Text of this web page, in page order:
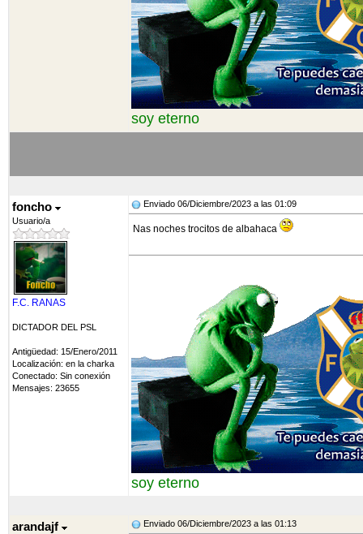
soy eterno
foncho
Usuario/a
F.C. RANAS
DICTADOR DEL PSL
Antigüedad: 15/Enero/2011
Localización: en la charka
Conectado: Sin conexión
Mensajes: 23655
Enviado 06/Diciembre/2023 a las 01:09
Nas noches trocitos de albahaca
soy eterno
arandajf Enviado 06/Diciembre/2023 a las 01:13